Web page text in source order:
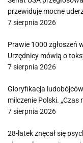
przewiduje mocne
7 sierpnia 2026
Prawie 1000 zgłoszeń
Urzędnicy mówią o
7 sierpnia 2026
Gloryfikacja
milczenie Polski. „Czas
7 sierpnia 2026
28-latek znęcał się